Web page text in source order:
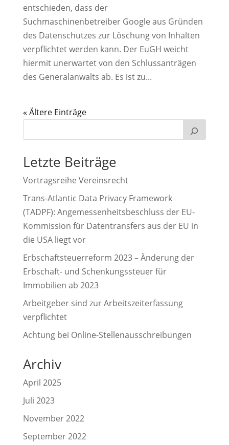
entschieden, dass der
Suchmaschinenbetreiber Google aus Gründen
des Datenschutzes zur Löschung von Inhalten
verpflichtet werden kann. Der EuGH weicht
hiermit unerwartet von den Schlussanträgen
des Generalanwalts ab. Es ist zu...
« Older Entries
Letzte Beiträge
Vortragsreihe Vereinsrecht
Trans-Atlantic Data Privacy Framework
(TADPF): Angemessenheitsbeschluss der EU-
Kommission für Datentransfers aus der EU in
die USA liegt vor
Erbschaftsteuerreform 2023 – Änderung der
Erbschaft- und Schenkungssteuer für
Immobilien ab 2023
Arbeitgeber sind zur Arbeitszeiterfassung
verpflichtet
Achtung bei Online-Stellenausschreibungen
Archiv
April 2025
Juli 2023
November 2022
September 2022